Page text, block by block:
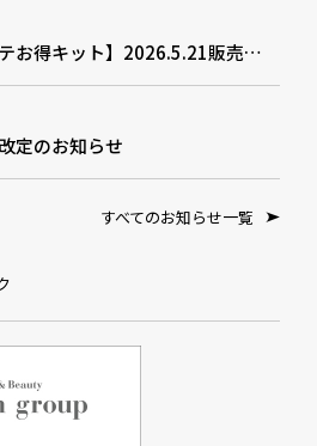
【クレ・ド・ポーボーテお得キット】2026.5.21販売開始
定のお知らせ
すべてのお知らせ一覧